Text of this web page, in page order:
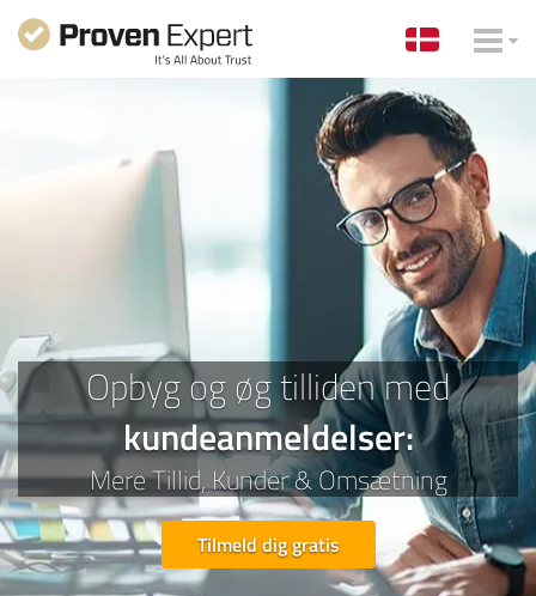
Opbyg og øg tilliden med
kundeanmeldelser:
MereTillid,Kunder &Omsætning
Tilmeld dig gratis